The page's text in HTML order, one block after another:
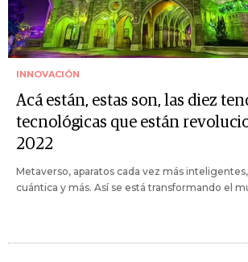
INNOVACIÓN
Acá están, estas son, las diez
tecnológicas que están
2022
Metaverso, aparatos cada vez más
cuántica y más. Así se está transformando el